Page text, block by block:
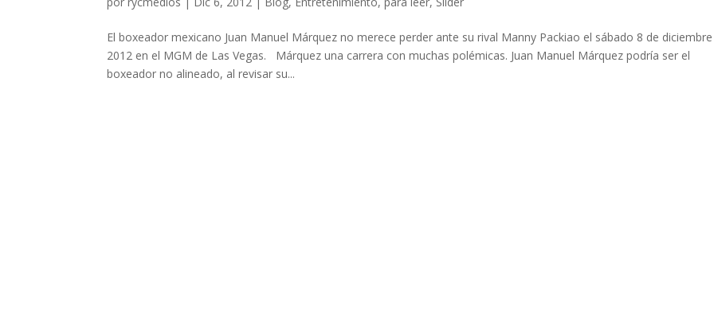
El boxeador mexicano Juan Manuel Márquez no merece perder ante su rival Manny Packiao el sábado 8 de
2012 en el MGM de Las Vegas. Márquez una carrera con muchas polémicas. Juan Manuel Márquez podría ser el
boxeador no alineado, al revisar su...